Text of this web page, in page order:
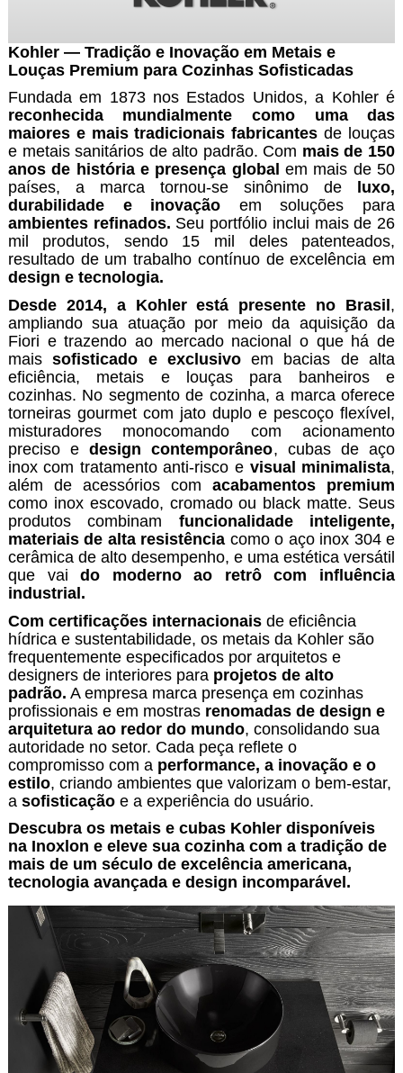
Kohler — Tradição e Inovação em Metais e
Louças Premium para Cozinhas Sofisticadas
Fundada em 1873 nos Estados Unidos, a Kohler é
reconhecida mundialmente como uma das
maiores e mais tradicionais fabricantes de louças
e metais sanitários de alto padrão. Com mais de 150
anos de história e presença globalem mais de 50
países, a marca tornou-se sinônimo de
luxo,
durabilidade e inovação em soluções para
ambientes refinados. Seu portfólio inclui mais de 26
mil produtos, sendo 15 mil deles patenteados,
resultado de um trabalho contínuo de excelência em
design e tecnologia.
Desde 2014, a Kohler está presente no Brasil,
ampliando sua atuação por meio da aquisição da
Fiori e trazendo ao mercado nacional o que há de
maissofisticado e exclusivoem bacias de alta
eficiência, metais e louças para banheiros e
cozinhas. No segmento de cozinha, a marca oferece
torneiras gourmet com jato duplo e pescoço flexível,
misturadores monocomando com acionamento
preciso edesign contemporâneo, cubas de aço
inox com tratamento anti-risco e visual minimalista,
além de acessórios comacabamentos premium
como inox escovado, cromado ou black matte. Seus
produtos combinam funcionalidade inteligente,
materiais de alta resistência como o aço inox 304 e
cerâmica de alto desempenho, e uma estética versátil
que vaido moderno ao retrô com influência
industrial.
Com certificações internacionaisde eficiência
hídrica e sustentabilidade, os metais da Kohler são
frequentemente especificados por arquitetos e
designers de interiores para projetos de alto
padrão. A empresa marca presença em cozinhas
profissionais e em mostras renomadas de design e
arquitetura ao redor do mundo, consolidando sua
autoridade no setor. Cada peça reflete o
compromisso com a performance, a inovação e o
estilo, criando ambientes que valorizam o bem-estar,
a sofisticaçãoe a experiência do usuário.
Descubra os metais e cubas Kohler disponíveis
na Inoxlon e eleve sua cozinha com a tradição de
mais de um século de excelência americana,
tecnologia avançada e design incomparável.